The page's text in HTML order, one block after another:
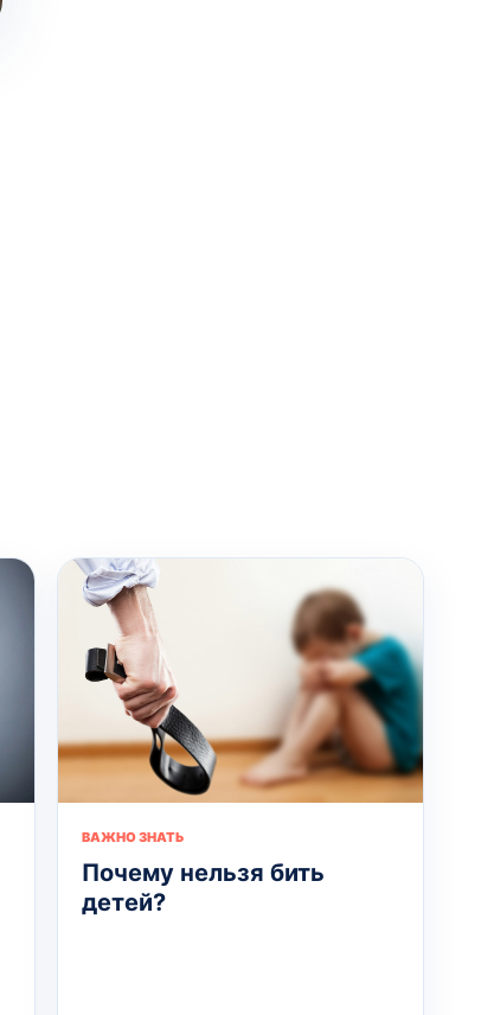
ВАЖНО ЗНАТЬ
Почему нельзя бить
детей?